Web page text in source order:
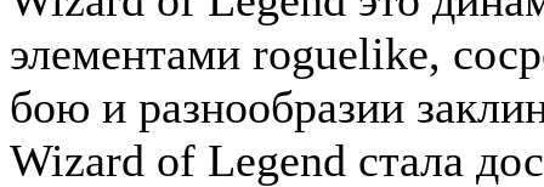
элементами roguelike,
бою и разнообразии
Wizard of Legend стала